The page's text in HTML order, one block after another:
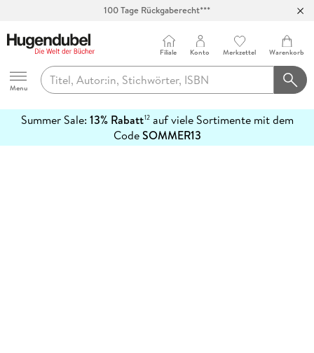
100 Tage Rückgaberecht***
Hugendubel
Menu
Filiale Konto Merkzettel Warenkorb
Summer Sale: 13% Rabatt12auf viele Sortimente mit dem
CodeSOMMER13
erfahren